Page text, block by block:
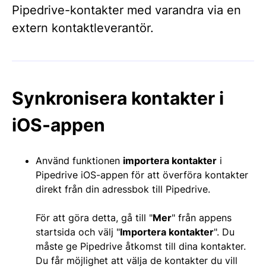
Pipedrive-kontakter med varandra via en
extern kontaktleverantör.
Synkronisera kontakter i
iOS-appen
Använd funktionen importera kontakter i
Pipedrive iOS-appen för att överföra kontakter
direkt från din adressbok till Pipedrive.
För att göra detta, gå till "Mer" från appens
startsida och välj "Importera kontakter". Du
måste ge Pipedrive åtkomst till dina kontakter.
Du får möjlighet att välja de kontakter du vill